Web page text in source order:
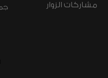
مشاركات الزوار